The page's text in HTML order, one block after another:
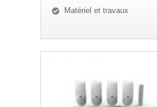
Matériel et travaux